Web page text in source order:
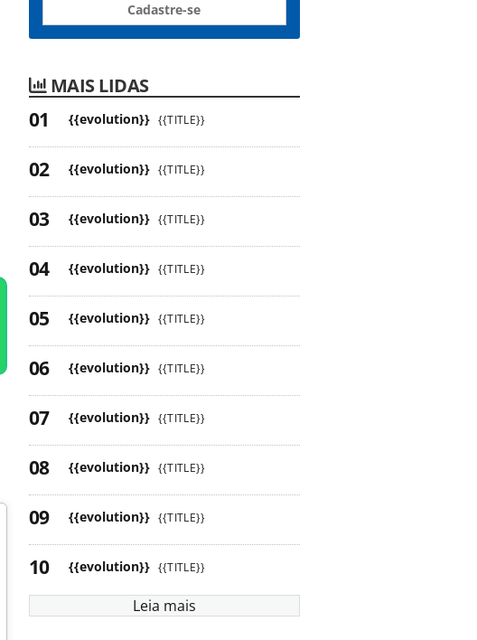
Cadastre-se
MAIS LIDAS
{{evolution}} {{TITLE}}
{{evolution}} {{TITLE}}
{{evolution}} {{TITLE}}
{{evolution}} {{TITLE}}
{{evolution}} {{TITLE}}
{{evolution}} {{TITLE}}
{{evolution}} {{TITLE}}
{{evolution}} {{TITLE}}
{{evolution}} {{TITLE}}
{{evolution}} {{TITLE}}
Leia mais